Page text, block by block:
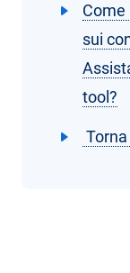
Come
sui
tool?